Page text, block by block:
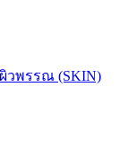
วพรรณ (SKIN)